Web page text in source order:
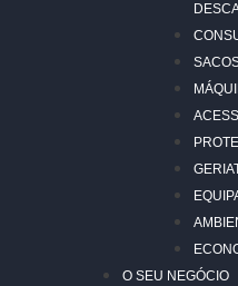
O SEU NEGÓCIO